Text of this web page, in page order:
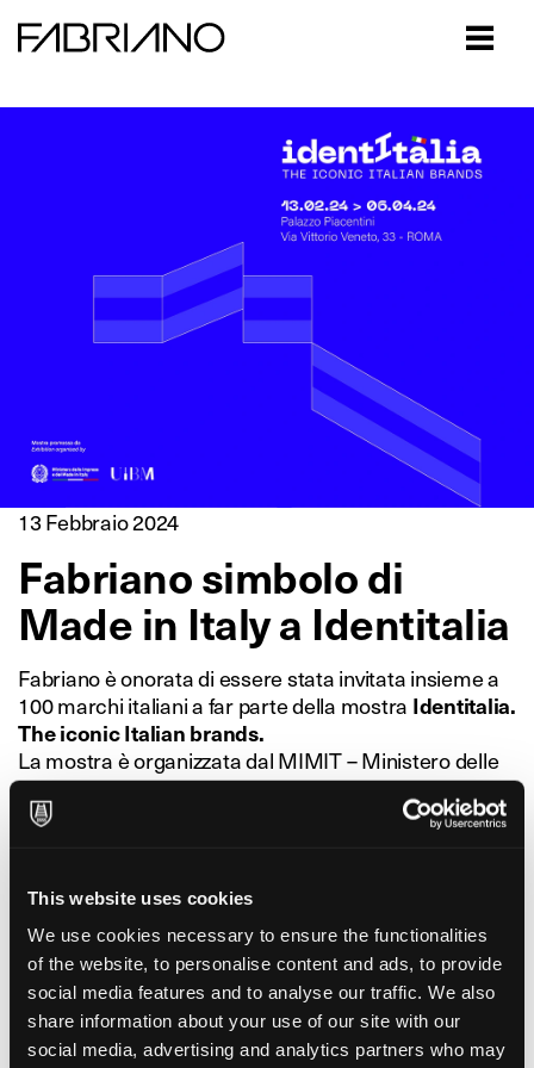
This website uses cookies
We use cookies necessary to ensure the functionalities
of the website, to personalise content and ads, to provide
social media features and to analyse our traffic. We also
share information about your use of our site with our
social media, advertising and analytics partners who may
13 Febbraio 2024
Fabriano simbolo di
Made in Italy a Identitalia
Fabriano è onorata di essere stata invitata insieme a
100 marchi italiani a far parte della mostra Identitalia.
The iconic Italian brands.
La mostra è organizzata dal MIMIT – Ministero delle
Imprese e del Made in Italy in occasione del 140º
anniversario dell’Ufficio Italiano Brevetti e Marchi.
Adolfo Urso, Ministro di MIMIT, Andrea Prete –
Presidente di Unioncamere, Massimo Caputi –
Presidente dell’Associazione Marchi Storici, i curatori
e tutti i rappresentanti dei 100 marchi coinvolti hanno
partecipato all’apertura di questa importante
esposizione che celebra i marchi che hanno fatto la
storia dell’Italia.